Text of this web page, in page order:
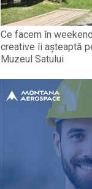
Ce facem în
creative îi așteaptă
Muzeul Satului